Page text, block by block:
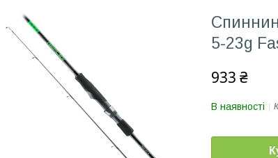
5-23g
933 ₴
В наявності